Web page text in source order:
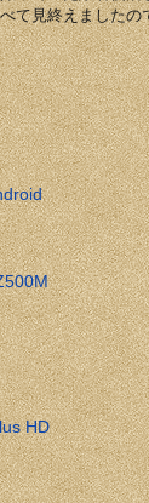
て見終えましたの
HD